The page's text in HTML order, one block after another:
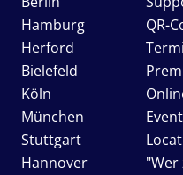
Hamburg
Herford
Bielefeld
Köln
München
Stuttgart
Hannover
QR-